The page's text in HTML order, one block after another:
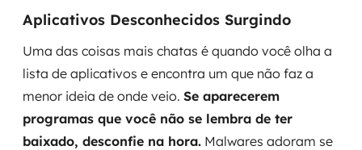
Aplicativos Desconhecidos Surgindo
Uma das coisas mais chatas é quando você olha a
lista de aplicativos e encontra um que não faz a
menor ideia de onde veio. Se aparecerem
programas que você não se lembra de ter
baixado, desconfie na hora. Malwares adoram se